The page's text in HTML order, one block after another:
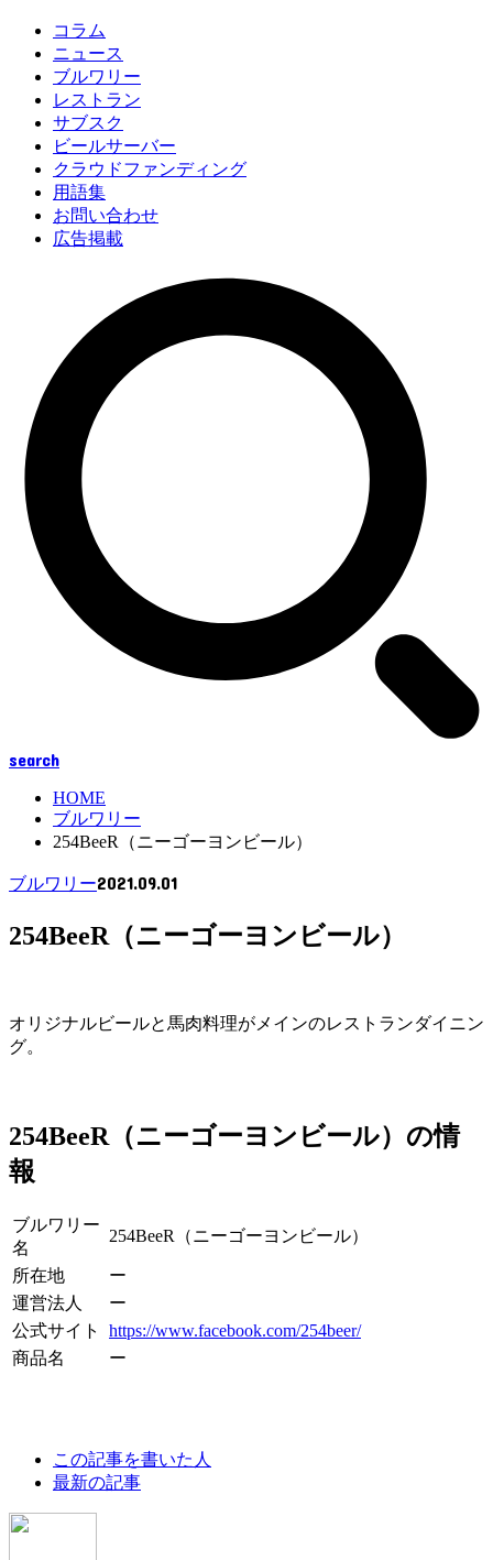
コラム
ニュース
ブルワリー
レストラン
サブスク
ビールサーバー
クラウドファンディング
用語集
お問い合わせ
広告掲載
search
HOME
ブルワリー
254BeeR（ニーゴーヨンビール）
ブルワリー2021.09.01
254BeeR（ニーゴーヨンビール）
オリジナルビールと馬肉料理がメインのレストランダイニン
グ。
254BeeR（ニーゴーヨンビール）の情
報
ブルワリー
名
254BeeR（ニーゴーヨンビール）
所在地
ー
運営法人
ー
公式サイト
https://www.facebook.com/254beer/
商品名
ー
following
tabs
change
この記事を書いた人
最新の記事